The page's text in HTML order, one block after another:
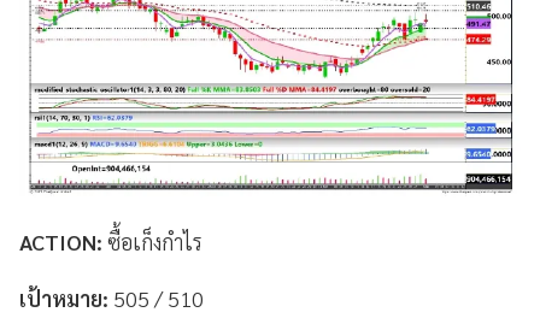
ACTION: ซื้อเก็งกำไร
เป้าหมาย: 505 / 510